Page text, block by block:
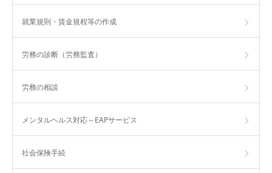
就業規則・賃金規程等の作成
労務の診断（労務監査）
労務の相談
メンタルヘルス対応～EAPサービス
社会保険手続